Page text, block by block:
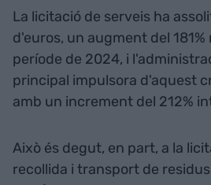
La licitació de serveis ha
d'euros, un augment del
període de 2024, i
principal impulsora d'aquest
amb un increment del 212%
Això és degut, en part, a la
recollida i transport de